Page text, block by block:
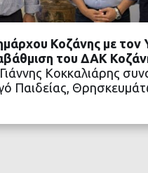
Κοζάνης με τον
του ΔΑΚ
Κοκκαλιάρης
Παιδείας,